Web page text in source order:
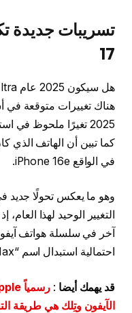
تسريبات جديدة
17
هناك تغييرات متوقعة
2025 تغيرًا ملحوظ في
في الواقع iPhone 16e.
وهو ما يعكس تحولًا جديد
التغيير الوحيد لهذا
آخر في سلسلة هواتف
احتمالية استبدال اسم “Pro Max” بلقب جديد.
قد يهمك أيضا :
الآيفون وتِلك هي طريقة